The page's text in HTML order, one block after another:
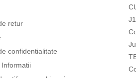
retur
confidentialitate